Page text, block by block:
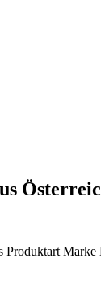
Produktart Marke